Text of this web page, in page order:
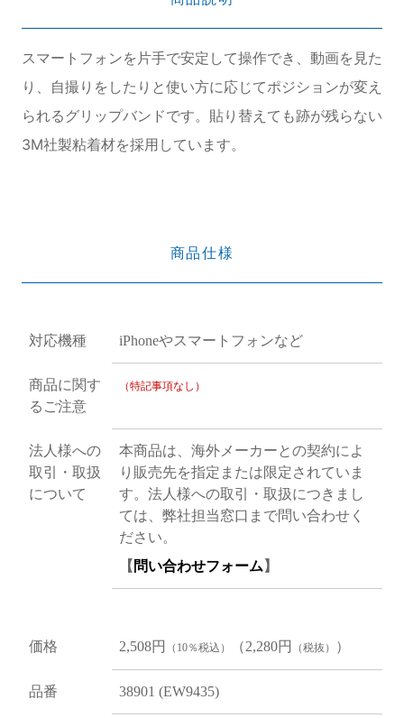
スマートフォンを片手で安定して操作でき、動画を見た
り、自撮りをしたりと使い方に応じてポジションが変え
られるグリップバンドです。貼り替えても跡が残らない
3M社製粘着材を採用しています。
商品仕様
対応機種 iPhoneやスマートフォンなど
商品に関す
るご注意
（特記事項なし）
法人様への
取引・取扱
について
本商品は、海外メーカーとの契約によ
り販売先を指定または限定されていま
す。法人様への取引・取扱につきまし
ては、弊社担当窓口まで問い合わせく
ださい。
【 問い合わせフォーム 】
価格 2,508円 （10％税込） （2,280円 （税抜） ）
品番 38901 (EW9435)